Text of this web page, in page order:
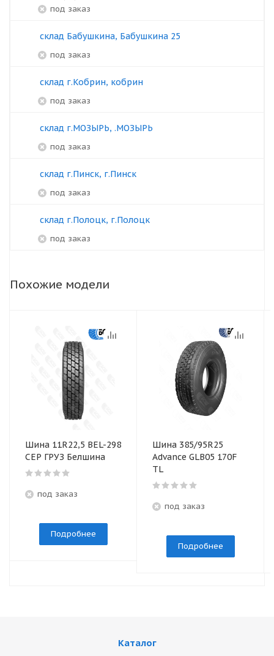
под заказ
склад Бабушкина, Бабушкина 25
под заказ
склад г.Кобрин, кобрин
под заказ
склад г.МОЗЫРЬ, .МОЗЫРЬ
под заказ
склад г.Пинск, г.Пинск
под заказ
склад г.Полоцк, г.Полоцк
под заказ
Похожие модели
Шина 11R22,5 BEL-298
СЕР ГРУЗ Белшина
под заказ
Подробнее
Шина 385/95R25
Advance GLB05 170F
TL
под заказ
Подробнее
Каталог